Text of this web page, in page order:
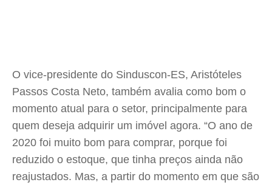
O vice-presidente do Sinduscon-ES, Aristóteles
Passos Costa Neto, também avalia como bom o
momento atual para o setor, principalmente para
quem deseja adquirir um imóvel agora. “O ano de
2020 foi muito bom para comprar, porque foi
reduzido o estoque, que tinha preços ainda não
reajustados. Mas, a partir do momento em que são